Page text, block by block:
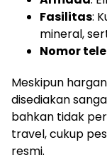
Fasilitas:
mineral,
Nomor
Meskipun
disediakan
bahkan tidak
travel, cukup
resmi.